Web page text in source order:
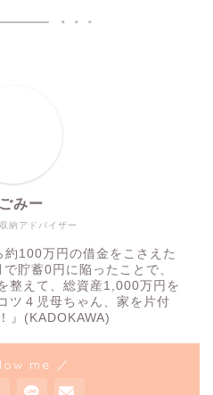
納アドバイザー
みー
100万円の借金をこさえた
貯蓄0円に陥ったことで、
整えて、総資産1,000万円を
ツ４児母ちゃん、家を片付
』(KADOKAWA)
me ／